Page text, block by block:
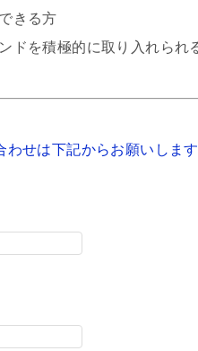
きる方
ドを積極的に取り入れられ
せは下記からお願いしま